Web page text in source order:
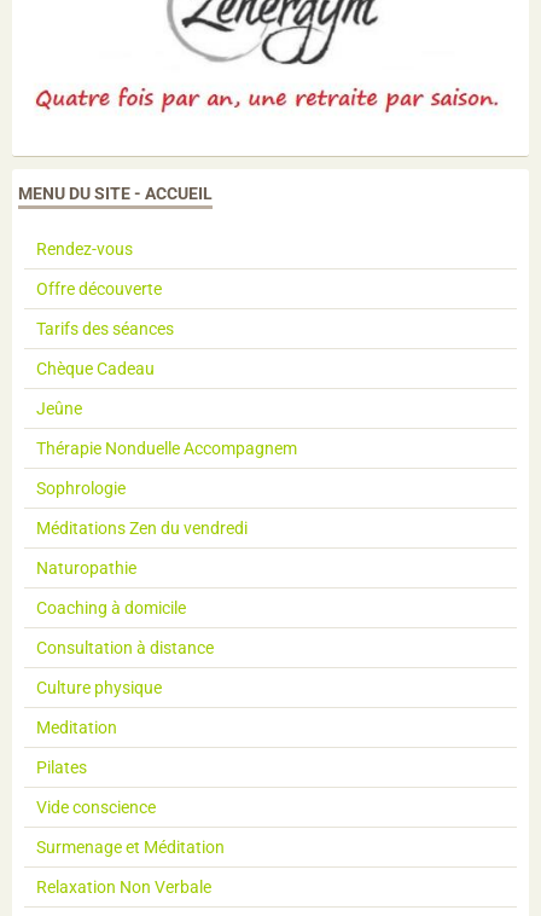
MENU DU SITE - ACCUEIL
Rendez-vous
Offre découverte
Tarifs des séances
Chèque Cadeau
Jeûne
Thérapie Nonduelle Accompagnem
Sophrologie
Méditations Zen du vendredi
Naturopathie
Coaching à domicile
Consultation à distance
Culture physique
Meditation
Pilates
Vide conscience
Surmenage et Méditation
Relaxation Non Verbale